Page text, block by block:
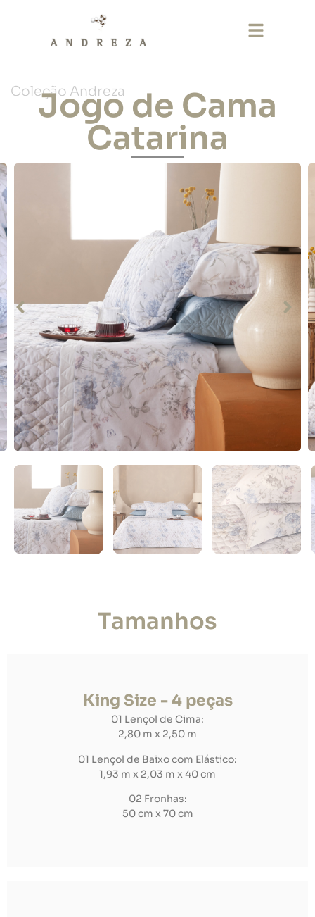
Coleção Andreza
Jogo de Cama
Catarina
Tamanhos
King Size - 4 peças
01 Lençol de Cima:
2,80 m x 2,50 m
01 Lençol de Baixo com Elástico:
1,93 m x 2,03 m x 40 cm
02 Fronhas:
50 cm x 70 cm